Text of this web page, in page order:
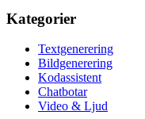
Kategorier
Textgenerering
Bildgenerering
Kodassistent
Chatbotar
Video & Ljud